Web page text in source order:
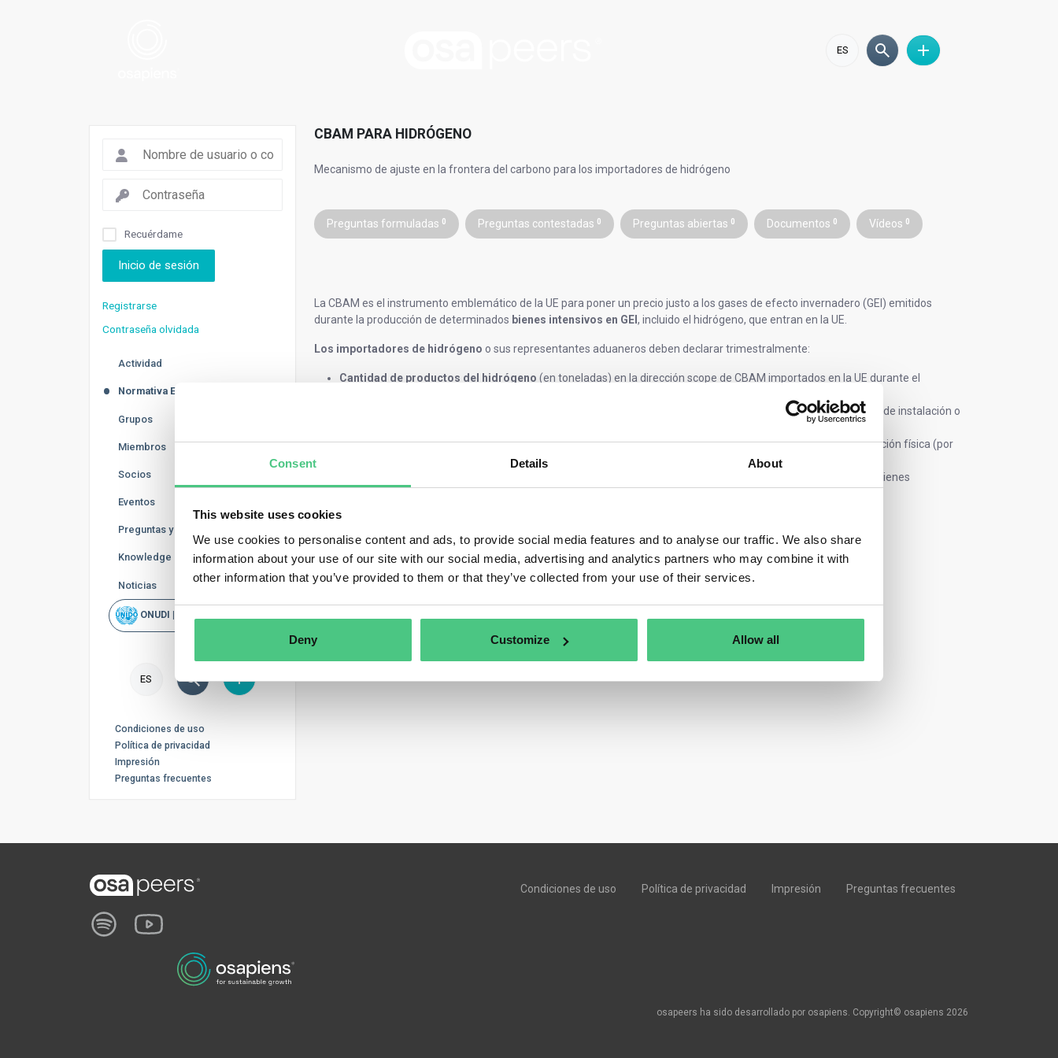
Consent Details About
This website uses cookies
We use cookies to personalise content and ads, to provide social media features and to analyse our traffic. We also share
information about your use of our site with our social media, advertising and analytics partners who may combine it with
other information that you’ve provided to them or that they’ve collected from your use of their services.
Deny Customize Allow all
ES
CBAM PARA HIDRÓGENO
Mecanismo de ajuste en la frontera del carbono para los importadores de hidrógeno
Preguntas formuladas 0 Preguntas contestadas 0 Preguntas abiertas 0 Documentos 0 Vídeos 0
La CBAM es el instrumento emblemático de la UE para poner un precio justo a los gases de efecto invernadero (GEI) emitidos
durante la producción de determinados bienes intensivos en GEI , incluido el hidrógeno, que entran en la UE.
Los importadores de hidrógeno o sus representantes aduaneros deben declarar trimestralmente:
Cantidad de productos del hidrógeno (en toneladas) en la dirección scope de CBAM importados en la UE durante el
incorporadas durante la producción de los bienes que se importan a la UE, a nivel de instalación o
Emisiones indirectas de CO2incorporadas a los bienes como resultado de actividades distintas de la producción física (por
ejemplo, electricidad, calefacción/refrigeración).
por las emisiones incorporadas en los bienes
Recuérdame
Inicio de sesión
Registrarse
Contraseña olvidada
Actividad
Normativa ESG
Grupos
Miembros
Socios
Eventos
Preguntas y Respuestas
Knowledge Base
Noticias
ONUDI | Rapid Scan
ES
Condiciones de uso
Política de privacidad
Impresión
Preguntas frecuentes
Condiciones de uso Política de privacidad Impresión Preguntas frecuentes
osapeers ha sido desarrollado por osapiens. Copyright© osapiens 2026